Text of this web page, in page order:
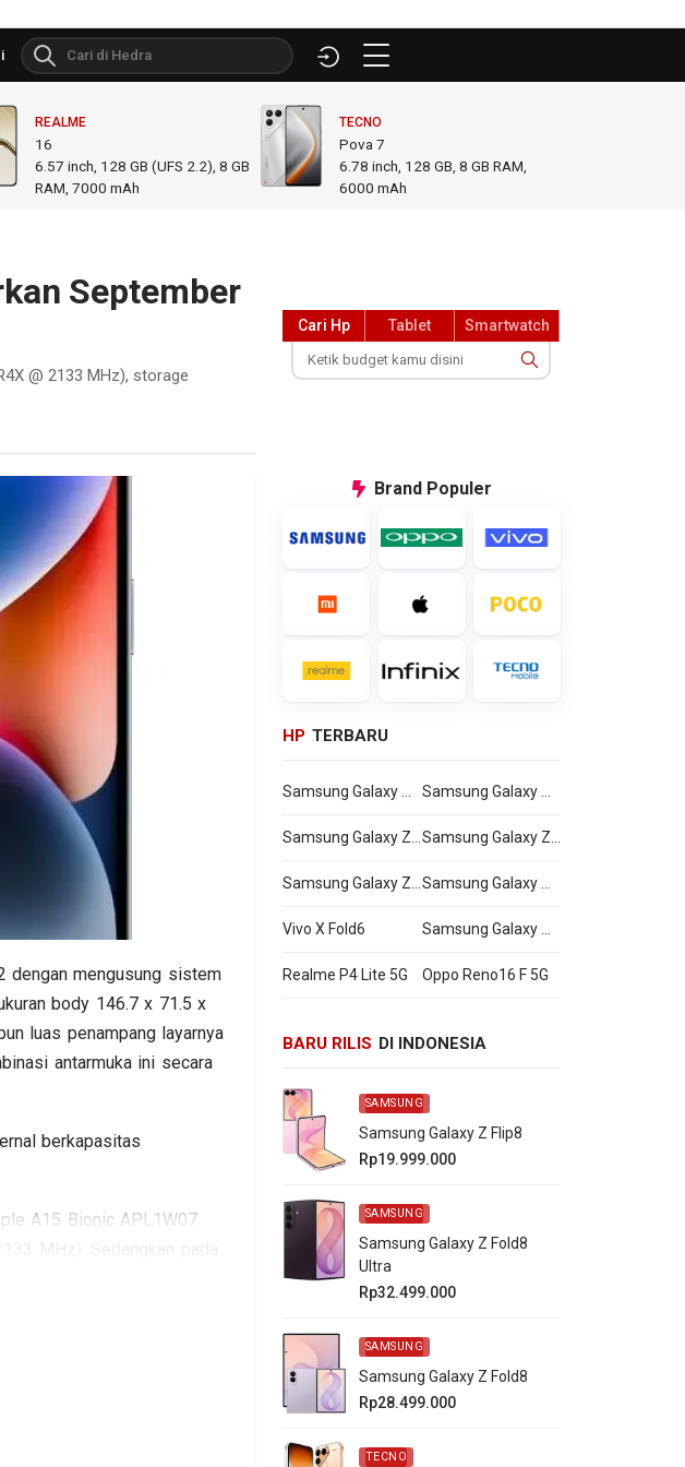
REALME
16
6.57 inch, 128 GB (UFS 2.2), 8 GB
RAM 7000 mAh
TECNO
Pova 7
6.78 inch, 128 GB, 8 GB RAM
6000 mAh
September
@ 2133 MHz), storage
Cari Hp Tablet Smartwatch
dengan mengusung sistem
body 146.7 x 71.5 x
luas penampang layarnya
antarmuka ini secara
berkapasitas
A15 Bionic APL1W07
MHz). Sedangkan pada
depan Dual lens,
Brand Populer
HP TERBARU
Vivo X Fold6
Realme P4 Lite 5G Oppo Reno16 F 5G
BARU RILIS DI INDONESIA
SAMSUNG
Samsung Galaxy Z Flip8
Rp19.999.000
SAMSUNG
Samsung Galaxy Z Fold8
Ultra
Rp32.499.000
SAMSUNG
Samsung Galaxy Z Fold8
Rp28.499.000
TECNO